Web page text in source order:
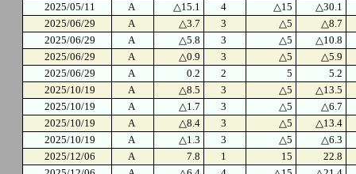
2025/05/11
A △15.1 4 △15
△30.1
2025/06/29
A △3.7 3 △5
△8.7
2025/06/29
A △5.8 3 △5
△10.8
2025/06/29
A △0.9 3 △5
△5.9
2025/06/29
A 0.2 2 5
5.2
2025/10/19
A △8.5 3 △5
△13.5
2025/10/19
A △1.7 3 △5
△6.7
2025/10/19
A △8.4 3 △5
△13.4
2025/10/19
A △1.3 3 △5
△6.3
2025/12/06
A 7.8 1 15
22.8